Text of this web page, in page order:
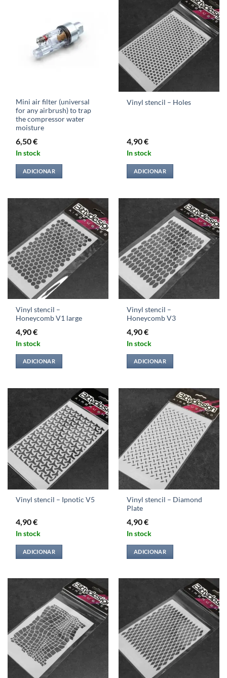
Mini air filter (universal
for any airbrush) to trap
the compressor water
moisture
6,50€
In stock
ADICIONAR
Vinyl stencil – Holes
4,90€
In stock
ADICIONAR
Vinyl stencil –
Honeycomb V1 large
4,90€
In stock
ADICIONAR
Vinyl stencil –
Honeycomb V3
4,90€
In stock
ADICIONAR
Vinyl stencil – Ipnotic V5
4,90€
In stock
ADICIONAR
Vinyl stencil – Diamond
Plate
4,90€
In stock
ADICIONAR